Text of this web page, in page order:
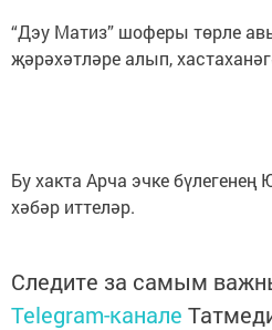
“Дэу Матиз” шоферы төрле
җәрәхәтләре алып,
Бу хакта Арча эчке
хәбәр иттеләр.
Следите за самым
Telegram-канале